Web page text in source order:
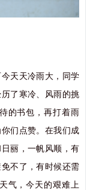
天天冷雨大，同学
了寒冷、风雨的挑
的书包，再打着雨
们点赞。在我们成
丽，一帆风顺，有
不了，有时候还需
气，今天的艰难上